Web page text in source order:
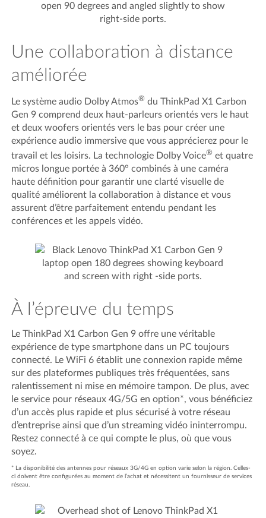
Une collaboration à distance
améliorée
Le système audio Dolby Atmos® du ThinkPad X1 Carbon
Gen 9 comprend deux haut-parleurs orientés vers le haut
et deux woofers orientés vers le bas pour créer une
expérience audio immersive que vous apprécierez pour le
travail et les loisirs. La technologie Dolby Voice® et quatre
micros longue portée à 360° combinés à une caméra
haute définition pour garantir une clarté visuelle de
qualité améliorent la collaboration à distance et vous
assurent d’être parfaitement entendu pendant les
conférences et les appels vidéo.
À l’épreuve du temps
Le ThinkPad X1 Carbon Gen 9 offre une véritable
expérience de type smartphone dans un PC toujours
connecté. Le WiFi 6 établit une connexion rapide même
sur des plateformes publiques très fréquentées, sans
ralentissement ni mise en mémoire tampon. De plus, avec
le service pour réseaux 4G/5G en option*, vous bénéficiez
d’un accès plus rapide et plus sécurisé à votre réseau
d’entreprise ainsi que d’un streaming vidéo ininterrompu.
Restez connecté à ce qui compte le plus, où que vous
soyez.
* La disponibilité des antennes pour réseaux 3G/4G en option varie selon la région. Celles-
ci doivent être configurées au moment de l’achat et nécessitent un fournisseur de services
réseau.